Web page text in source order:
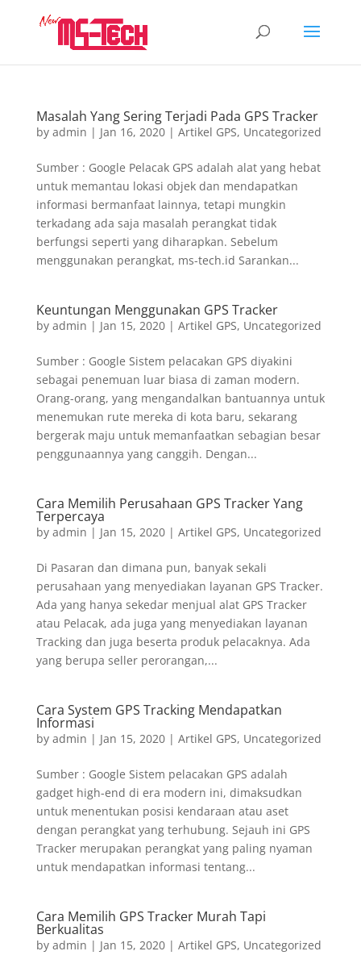
Masalah Yang Sering Terjadi Pada GPS Tracker
by admin | Jan 16, 2020| Artikel GPS, Uncategorized
Sumber : Google Pelacak GPS adalah alat yang hebat
untuk memantau lokasi objek dan mendapatkan
informasi bermanfaat lainnya, tetapi mungkin
terkadang ada saja masalah perangkat tidak
berfungsi seperti yang diharapkan. Sebelum
menggunakan perangkat, ms-tech.id Sarankan...
Keuntungan Menggunakan GPS Tracker
by admin | Jan 15, 2020| Artikel GPS, Uncategorized
Sumber : Google Sistem pelacakan GPS diyakini
sebagai penemuan luar biasa di zaman modern.
Orang-orang, yang mengandalkan bantuannya untuk
menemukan rute mereka di kota baru, sekarang
bergerak maju untuk memanfaatkan sebagian besar
penggunaannya yang canggih. Dengan...
Cara Memilih Perusahaan GPS Tracker Yang
Terpercaya
by admin | Jan 15, 2020| Artikel GPS, Uncategorized
Di Pasaran dan dimana pun, banyak sekali
perusahaan yang menyediakan layanan GPS Tracker.
Ada yang hanya sekedar menjual alat GPS Tracker
atau Pelacak, ada juga yang menyediakan layanan
Tracking dan juga beserta produk pelacaknya. Ada
yang berupa seller perorangan,...
Cara System GPS Tracking Mendapatkan
Informasi
by admin | Jan 15, 2020| Artikel GPS, Uncategorized
Sumber : Google Sistem pelacakan GPS adalah
gadget high-end di era modern ini, dimaksudkan
untuk menentukan posisi kendaraan atau aset
dengan perangkat yang terhubung. Sejauh ini GPS
Tracker merupakan perangkat yang paling nyaman
untuk mendapatkan informasi tentang...
Cara Memilih GPS Tracker Murah Tapi
Berkualitas
by admin | Jan 15, 2020| Artikel GPS, Uncategorized